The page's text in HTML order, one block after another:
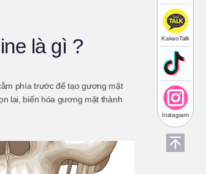
KakaoTalk
Instagram
là gì ?
phía trước để tạo gương mặt
lại, biến hóa gương mặt thành